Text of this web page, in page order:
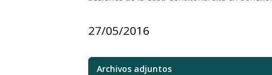
27/05/2016
Archivos adjuntos